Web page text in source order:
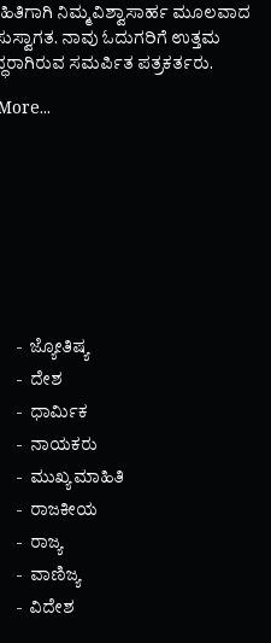
ನಿಮ್ಮ ವಿಶ್ವಾಸಾರ್ಹ ಮೂಲವಾದ
ನಾವು ಓದುಗರಿಗೆ ಉತ್ತಮ
ಸಮರ್ಪಿತ ಪತ್ರಕರ್ತರು.
ಜ್ಯೋತಿಷ್ಯ
ದೇಶ
ಧಾರ್ಮಿಕ
ನಾಯಕರು
ಮುಖ್ಯ ಮಾಹಿತಿ
ರಾಜಕೀಯ
ರಾಜ್ಯ
ವಾಣಿಜ್ಯ
ವಿದೇಶ